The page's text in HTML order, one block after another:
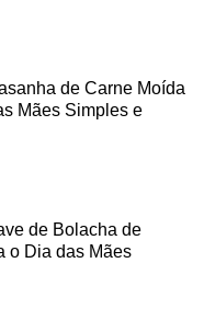
de Carne Moída
Mães Simples e
de Bolacha de
o Dia das Mães